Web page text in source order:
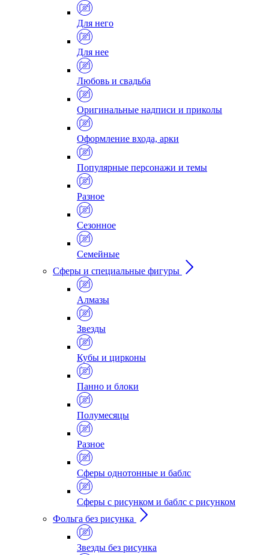
Для него
Для нее
Любовь и свадьба
Оригинальные надписи и приколы
Оформление входа, арки
Популярные персонажи и темы
Разное
Сезонное
Семейные
Сферы и специальные фигуры
Алмазы
Звезды
Кубы и цирконы
Панно и блоки
Полумесяцы
Разное
Сферы однотонные и баблс
Сферы с рисунком и баблс с рисунком
Фольга без рисунка
Звезды без рисунка